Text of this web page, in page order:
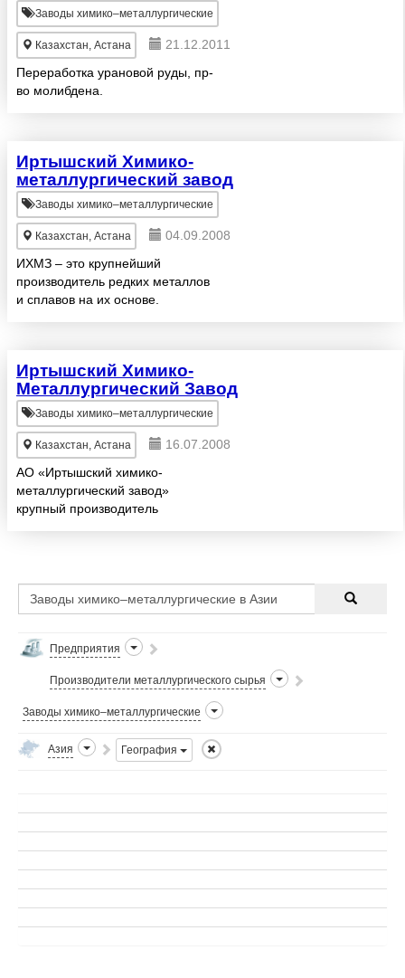
Заводы химико–металлургические
Казахстан, Астана
21.12.2011
Переработка урановой руды, пр-
во молибдена.
Иртышский Химико-
металлургический завод
Заводы химико–металлургические
Казахстан, Астана
04.09.2008
ИХМЗ – это крупнейший
производитель редких металлов
и сплавов на их основе.
программы урансодержащих
продуктов для нужд СССР. Позже
по политическим ...
Иртышский Химико-
Металлургический Завод
Заводы химико–металлургические
Казахстан, Астана
16.07.2008
АО «Иртышский химико-
металлургический завод»
крупный производитель
Номенклатура продукции
представлена в виде слитков, ...
Предприятия
Производители металлургического сырья
Заводы химико–металлургические
Азия География